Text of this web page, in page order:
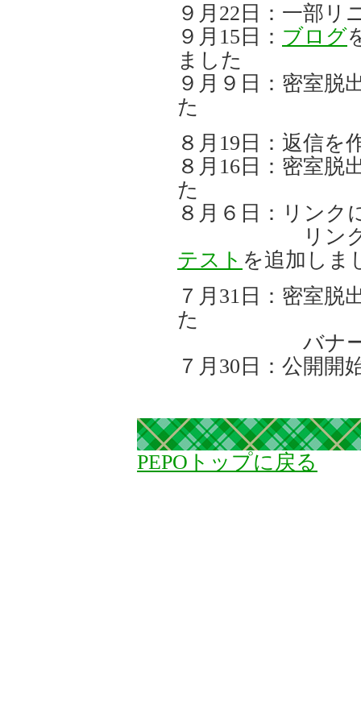
９月22日：一部リ
９月15日： ブログ
ました
９月９日：密室脱
た
８月19日：返信を
８月16日：密室脱
た
８月６日：リンク
リンク
テスト を追加しま
７月31日：密室脱
た
バナー画像
７月30日：公開開
PEPOトップに戻る